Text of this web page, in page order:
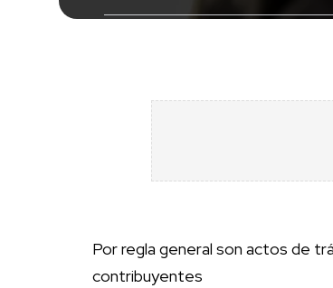
Por regla general son actos de
contribuyentes